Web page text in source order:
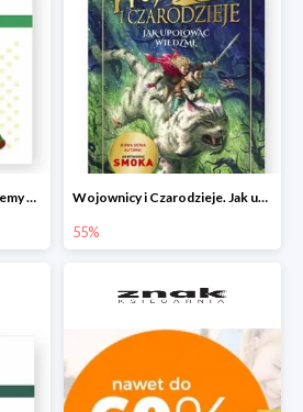
Rodzina Treflików. Nie dajemy się nudzie! Wojownicy i Czarodzieje. Jak upolować wiedźmę
55%